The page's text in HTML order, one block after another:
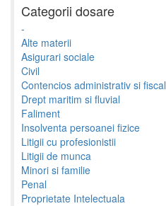
Categorii dosare
-
Alte materii
Asigurari sociale
Civil
Contencios administrativ si fiscal
Drept maritim si fluvial
Faliment
Insolventa persoanei fizice
Litigii cu profesionistii
Litigii de munca
Minori si familie
Penal
Proprietate Intelectuala